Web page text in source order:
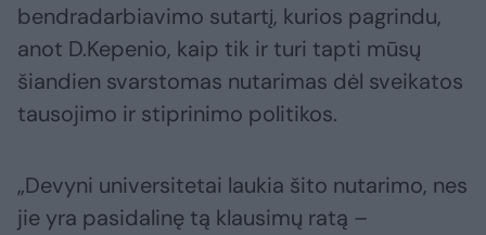
bendradarbiavimo sutartį, kurios pagrindu,
anot D.Kepenio, kaip tik ir turi tapti mūsų
šiandien svarstomas nutarimas dėl sveikatos
tausojimo ir stiprinimo politikos.
„Devyni universitetai laukia šito nutarimo, nes
jie yra pasidalinę tą klausimų ratą –